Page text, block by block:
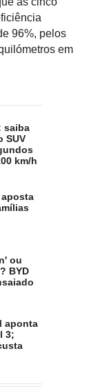
96%, pelos
em
saiba
SUV
km/h
aposta
ou
BYD
aponta
3;